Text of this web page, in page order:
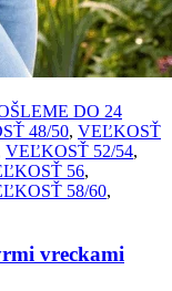
DO 24
48/50, VEĽKOSŤ
VEĽKOSŤ 52/54,
56,
58/60,
vreckami